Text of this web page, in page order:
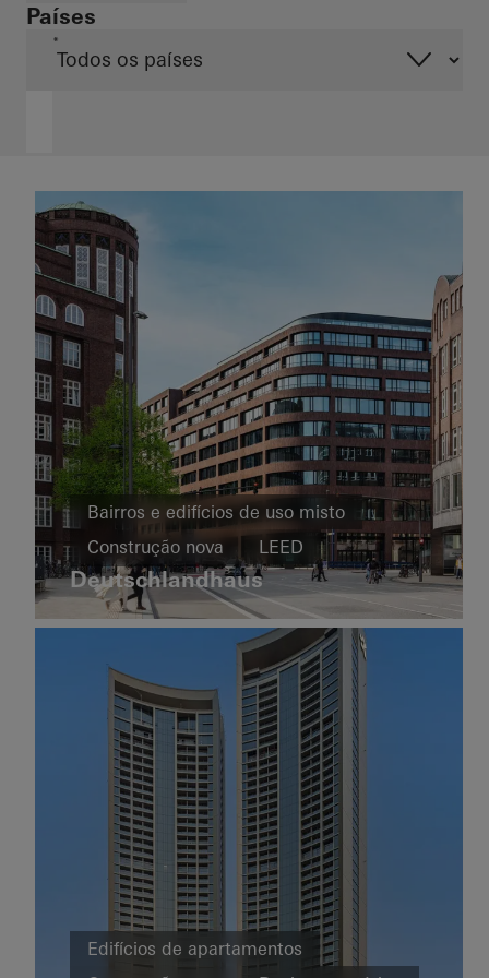
Países
*
Transportes e
infraestruturas
Construção
nova
Edifício
Fachadas
Norway
Ureddplassen
Bairros e edifícios de uso misto
Construção nova
LEED
Design e estética
Arquitetura excecional
Janelas
Germany
Deutschlandhaus
Escritórios e
Edifícios de apartamentos